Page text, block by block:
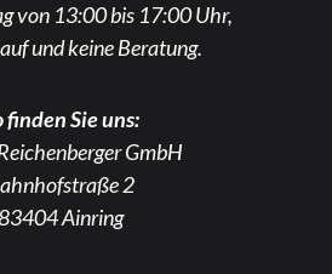
von 13:00 bis 17:00 Uhr,
und keine Beratung.
finden Sie uns:
GmbH
2
Ainring